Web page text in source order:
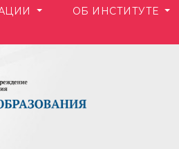
ОБ ИНСТИТУТЕ